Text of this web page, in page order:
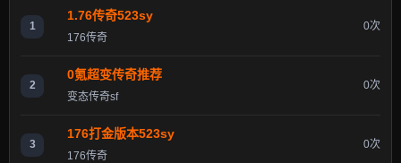
1
1.76传奇523sy
176传奇
0次
2
0氪超变传奇推荐
变态传奇sf
0次
3
176打金版本523sy
176传奇
0次